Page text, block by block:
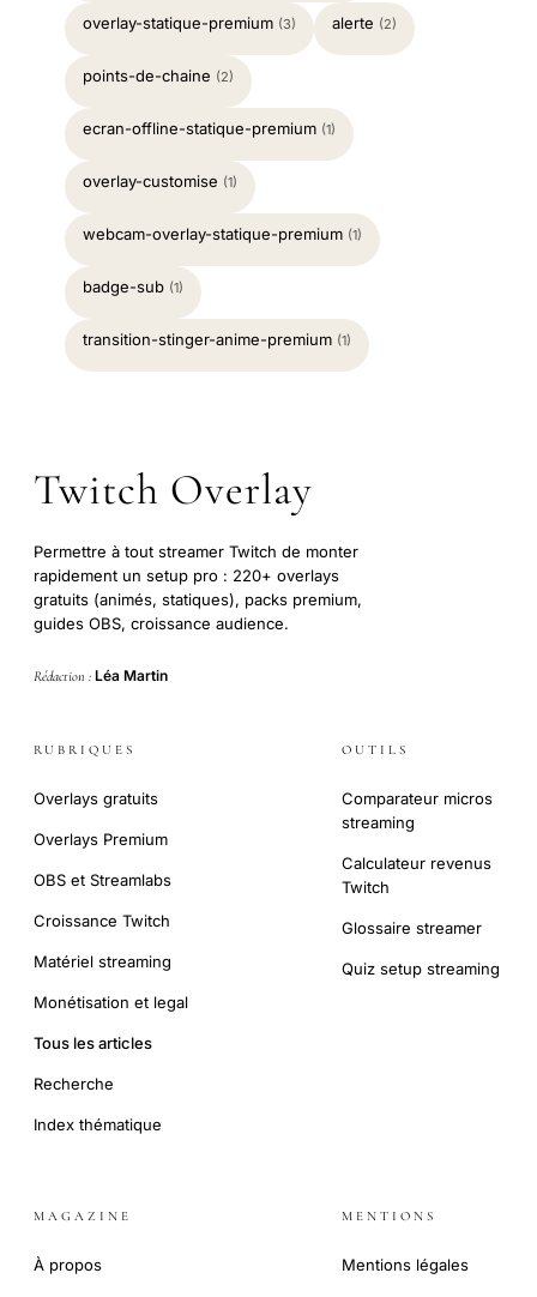
overlay-statique-premium (3) alerte (2)
points-de-chaine (2)
ecran-offline-statique-premium (1)
overlay-customise (1)
webcam-overlay-statique-premium (1)
badge-sub (1)
transition-stinger-anime-premium (1)
Twitch Overlay
Permettre à tout streamer Twitch de monter
rapidement un setup pro : 220+ overlays
gratuits (animés, statiques), packs premium,
guides OBS, croissance audience.
Rédaction : Léa Martin
RUBRIQUES
Overlays gratuits
Overlays Premium
OBS et Streamlabs
Croissance Twitch
Matériel streaming
Monétisation et legal
Tous les articles
Recherche
Index thématique
OUTILS
Comparateur micros
streaming
Calculateur revenus
Twitch
Glossaire streamer
Quiz setup streaming
MAGAZINE
À propos
MENTIONS
Mentions légales